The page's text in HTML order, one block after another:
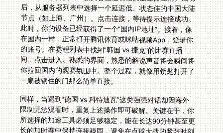
一扇被锁住的门那么简单直接。
同样，当遇到“德国 vs 科特迪瓦”这类强强对话却因海外
限制无法观看时，重复上述操作即可破解。关键在于，你
所选择的加速工具必须足够稳定，能在长达90分钟甚至更
长的加时赛中保持连接稳固，避免在点球大战的紧张时刻